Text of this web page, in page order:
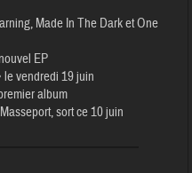
Made In The Dark et One
EP
le vendredi 19 juin
album
sort ce 10 juin